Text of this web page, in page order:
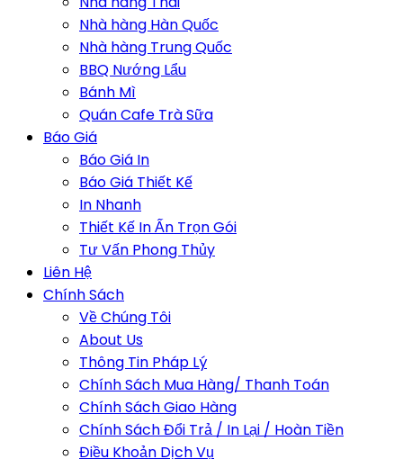
Nhà hàng Hàn Quốc
Nhà hàng Trung Quốc
BBQ Nướng Lẩu
Bánh Mì
Quán Cafe Trà Sữa
Báo Giá
Báo Giá In
Báo Giá Thiết Kế
In Nhanh
Thiết Kế In Ấn Trọn Gói
Tư Vấn Phong Thủy
Liên Hệ
Chính Sách
Về Chúng Tôi
About Us
Thông Tin Pháp Lý
Chính Sách Mua Hàng/ Thanh Toán
Chính Sách Giao Hàng
Chính Sách Đổi Trả / In Lại / Hoàn Tiền
Điều Khoản Dịch Vụ